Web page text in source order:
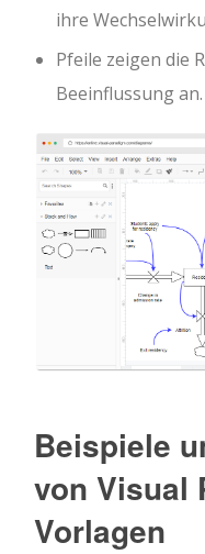
ihre
Pfeile zeigen die
Beeinflussung an.
Beispiele
von Visual
Vorlagen